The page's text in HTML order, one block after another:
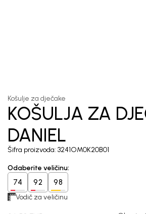
Košulje za dječake
KOŠULJA ZA
DANIEL
Šifra proizvoda: 3241OM0K20B01
Odaberite veličinu:
74 92 98
Vodič za veličinu